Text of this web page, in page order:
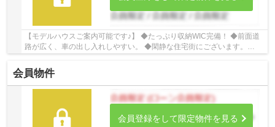
【モデルハウスご案内可能です♪】 ◆たっぷり収納WIC完備！ ◆前面道
路が広く、車の出し入れしやすい。 ◆閑静な住宅街にございます。
☆Google口コミ220件以上☆お客様との出会いを大切...
会員物件
会員登録をして限定物件を見る